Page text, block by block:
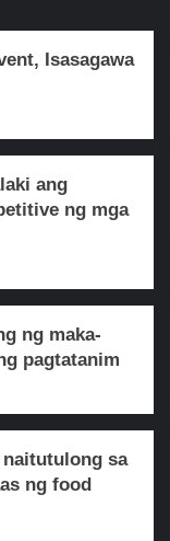
Isasagawa
ang
ng mga
ng maka-
pagtatanim
naitutulong sa
ng food